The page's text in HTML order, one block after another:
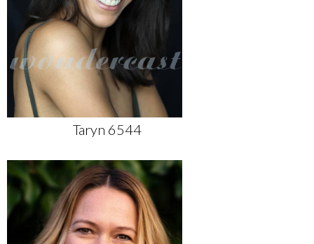
Taryn 6544